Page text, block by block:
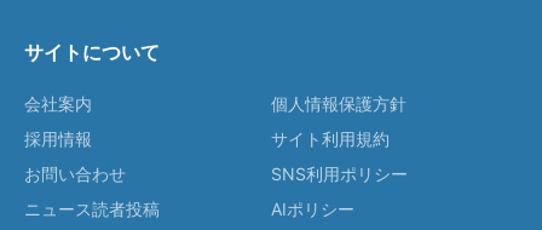
サイトについて
会社案内
採用情報
お問い合わせ
ニュース読者投稿
個人情報保護方針
サイト利用規約
SNS利用ポリシー
AIポリシー